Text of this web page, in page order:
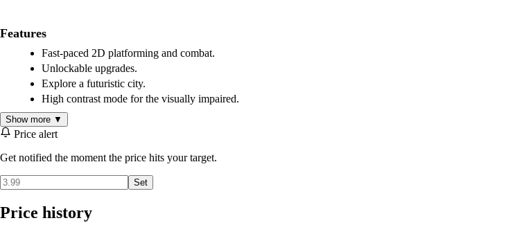
Features
Fast-paced 2D platforming and combat.
Unlockable upgrades.
Explore a futuristic city.
High contrast mode for the visually impaired.
Show more ▼
Price alert
Get notified the moment the price hits your target.
Set
Price history